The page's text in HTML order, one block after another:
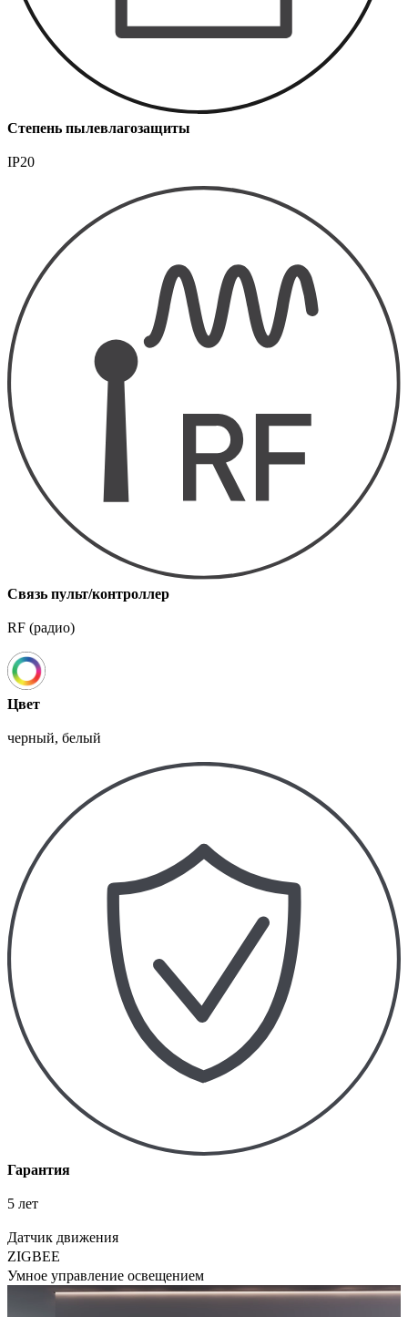
Степень пылевлагозащиты
IP20
Связь пульт/контроллер
RF (радио)
Цвет
черный, белый
Гарантия
5 лет
Датчик движения
ZIGBEE
Умное управление освещением